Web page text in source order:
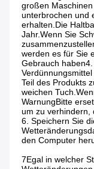
großen
unterbrochen und
erhalten.Die
Jahr.Wenn Sie
werden es für Sie
Gebrauch
Teil des Produkts
weichen
WarnungBitte
um zu verhindern,
6. Speichern Sie
den Computer
7Egal in welcher